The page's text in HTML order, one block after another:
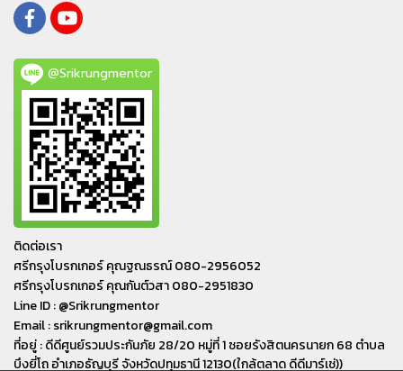
@Srikrungmentor
ติดต่อเรา
ศรีกรุงโบรกเกอร์ คุณฐณธรณ์ 080-2956052
ศรีกรุงโบรกเกอร์ คุณกันต์วสา 080-2951830
Line ID : @Srikrungmentor
Email : srikrungmentor@gmail.com
ที่อยู่ : ดีดีศูนย์รวมประกันภัย 28/20 หมู่ที่ 1 ซอยรังสิตนครนายก 68 ตำบล
บึงยี่โถ อำเภอ​ธัญบุรี​ จังหวัดปทุมธานี​ 12130(ใกล้ตลาด ดีดีมาร์เช่))